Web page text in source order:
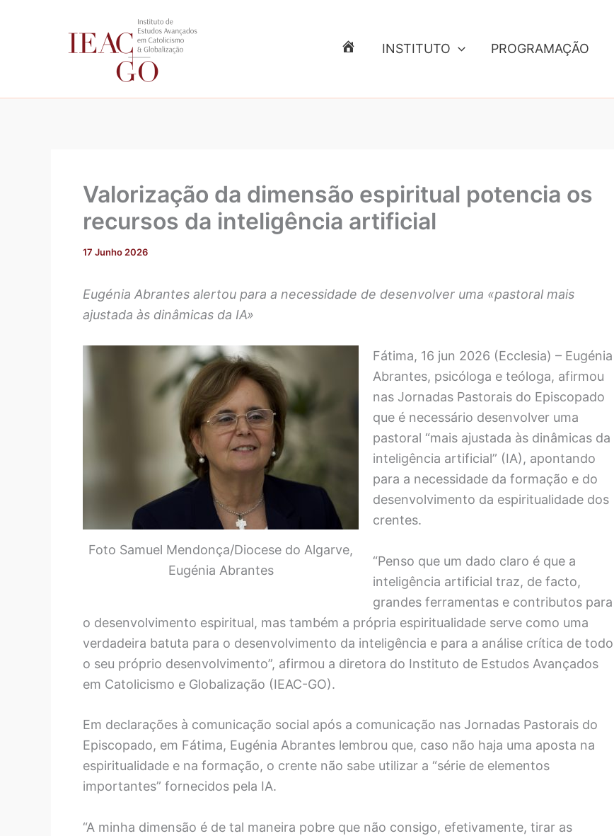
T
INSTITUTO PROGRAMAÇÃO
Valorização da dimensão espiritual potencia os
recursos da inteligência artificial
17 Junho 2026
Eugénia Abrantes alertou para a necessidade de desenvolver uma «pastoral mais
ajustada às dinâmicas da IA»
Foto Samuel Mendonça/Diocese do Algarve,
Eugénia Abrantes
Fátima, 16 jun 2026 (Ecclesia) – Eugénia
Abrantes, psicóloga e teóloga, afirmou
nas Jornadas Pastorais do Episcopado
que é necessário desenvolver uma
pastoral “mais ajustada às dinâmicas da
inteligência artificial” (IA), apontando
para a necessidade da formação e do
desenvolvimento da espiritualidade dos
crentes.
“Penso que um dado claro é que a
inteligência artificial traz, de facto,
grandes ferramentas e contributos para
o desenvolvimento espiritual, mas também a própria espiritualidade serve como uma
verdadeira batuta para o desenvolvimento da inteligência e para a análise crítica de todo
o seu próprio desenvolvimento”, afirmou a diretora do Instituto de Estudos Avançados
em Catolicismo e Globalização (IEAC-GO).
Em declarações à comunicação social após a comunicação nas Jornadas Pastorais do
Episcopado, em Fátima, Eugénia Abrantes lembrou que, caso não haja uma aposta na
espiritualidade e na formação, o crente não sabe utilizar a “série de elementos
importantes” fornecidos pela IA.
“A minha dimensão é de tal maneira pobre que não consigo, efetivamente, tirar as